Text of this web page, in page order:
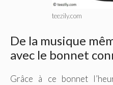
teezily.com
De la musique
avec le bonnet
Grâce à ce bonnet